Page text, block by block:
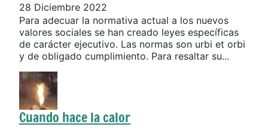
28 Diciembre 2022
Para adecuar la normativa actual a los nuevos
valores sociales se han creado leyes específicas
de carácter ejecutivo. Las normas son urbi et orbi
y de obligado cumplimiento. Para resaltar su...
Cuando hace la calor